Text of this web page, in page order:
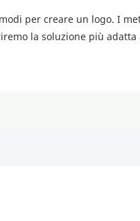
per creare un logo. I
la soluzione più